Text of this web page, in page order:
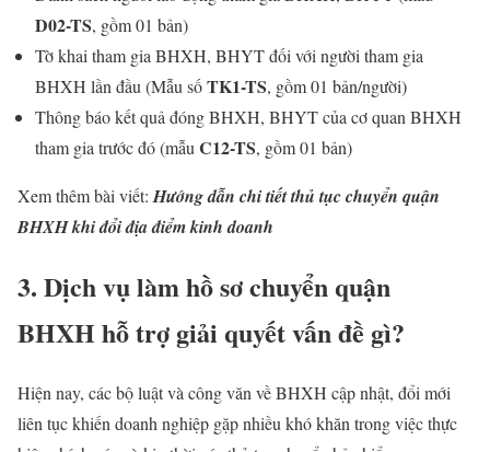
D02-TS, gồm 01 bản)
Tờ khai tham gia BHXH, BHYT đối với người tham gia
BHXH lần đầu (Mẫu sốTK1-TS, gồm 01 bản/người)
Thông báo kết quả đóng BHXH, BHYT của cơ quan BHXH
tham gia trước đó (mẫu C12-TS, gồm 01 bản)
Xem thêm bài viết: Hướng dẫn chi tiết thủ tục chuyển quận
BHXH khi đổi địa điểm kinh doanh
3. Dịch vụ làm hồ sơ chuyển quận
BHXH hỗ trợ giải quyết vấn đề gì?
Hiện nay, các bộ luật và công văn về BHXH cập nhật, đổi mới
liên tục khiến doanh nghiệp gặp nhiều khó khăn trong việc thực